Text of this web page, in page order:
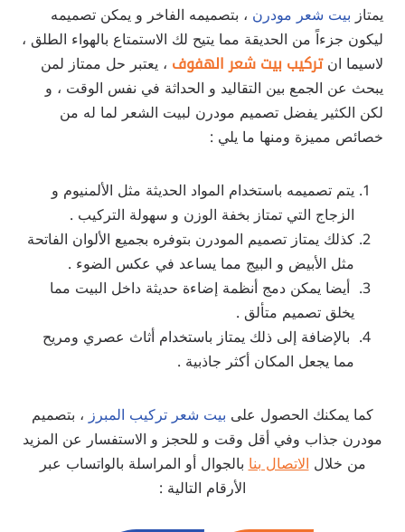
يمتازبيت شعر مودرن ، بتصميمه الفاخر و يمكن تصميمه
ليكون جزءاً من الحديقة مما يتيح لك الاستمتاع بالهواء الطلق ،
لاسيما انتركيب بيت شعر الهفوف ، يعتبر حل ممتاز لمن
يبحث عن الجمع بين التقاليد و الحداثة في نفس الوقت ، و
لكن الكثير يفضل تصميم مودرن لبيت الشعر لما له من
خصائص مميزة ومنها ما يلي :
يتم تصميمه باستخدام المواد الحديثة مثل الألمنيوم و
الزجاج التي تمتاز بخفة الوزن و سهولة التركيب .
كذلك يمتاز تصميم المودرن بتوفره بجميع الألوان الفاتحة
مثل الأبيض و البيج مما يساعد في عكس الضوء .
أيضا يمكن دمج أنظمة إضاءة حديثة داخل البيت مما
يخلق تصميم متألق .
بالإضافة إلى ذلك يمتاز باستخدام أثاث عصري ومريح
مما يجعل المكان أكثر جاذبية .
كما يمكنك الحصول على بيت شعر تركيب المبرز، بتصميم
مودرن جذاب وفي أقل وقت و للحجز و الاستفسار عن المزيد
من خلالالاتصال بنابالجوال أو المراسلة بالواتساب عبر
الأرقام التالية :